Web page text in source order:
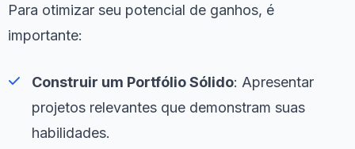
Para otimizar seu potencial de ganhos, é
importante:
Construir um Portfólio Sólido: Apresentar
projetos relevantes que demonstram suas
habilidades.